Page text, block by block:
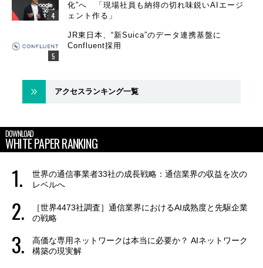
化”へ 「現場社員も納得の切れ味鋭いAIエージ
ェント作る」
JR東日本、“新Suica”のデータ連携基盤に
Confluent採用
アクセスランキング一覧
DOWNLOAD
WHITE PAPER RANKING
世界の通信事業者33社の成長戦略：通信業界の収益を次の
レベルへ
［世界4473社調査］通信業界におけるAI成熟度と先駆企業
の戦略
高価な専用ネットワークは本当に必要か？ AIネットワーク
構築の現実解